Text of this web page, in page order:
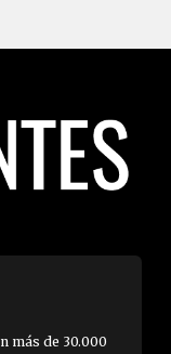
más de 30.000